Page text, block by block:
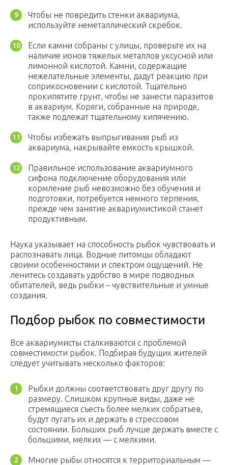
Чтобы не повредить стенки аквариума,
используйте неметаллический скребок.
Если камни собраны с улицы, проверьте их на
наличие ионов тяжелых металлов уксусной или
лимонной кислотой. Камни, содержащие
нежелательные элементы, дадут реакцию при
соприкосновении с кислотой. Тщательно
прокипятите грунт, чтобы не занести паразитов
в аквариум. Коряги, собранные на природе,
также подлежат тщательному кипячению.
Чтобы избежать выпрыгивания рыб из
аквариума, накрывайте емкость крышкой.
Правильное использование аквариумного
сифона подключение оборудования или
кормление рыб невозможно без обучения и
подготовки, потребуется немного терпения,
прежде чем занятие аквариумистикой станет
продуктивным.
Наука указывает на способность рыбок чувствовать и
распознавать лица. Водные питомцы обладают
своими особенностями и спектром ощущений. Не
ленитесь создавать удобство в мире подводных
обитателей, ведь рыбки – чувствительные и умные
создания.
Подбор рыбок по совместимости
Все аквариумисты сталкиваются с проблемой
совместимости рыбок. Подбирая будущих жителей
следует учитывать несколько факторов:
Рыбки должны соответствовать друг другу по
размеру. Слишком крупные виды, даже не
стремящиеся съесть более мелких собратьев,
будут пугать их и держать в стрессовом
состоянии. Больших рыб лучше держать вместе с
большими, мелких — с мелкими.
Многие рыбы относятся к территориальным —